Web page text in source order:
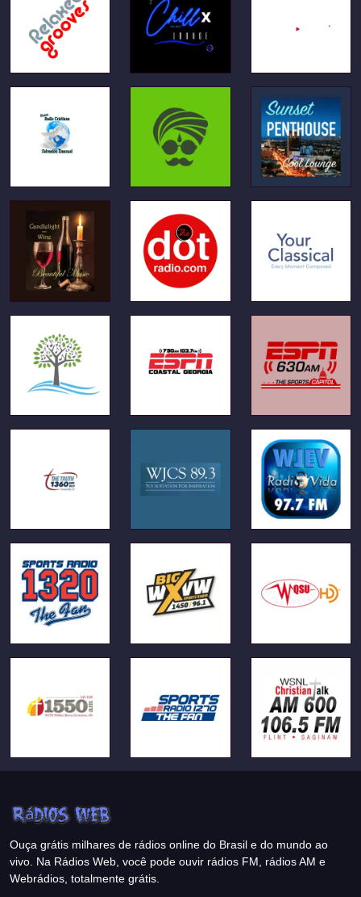
Ouça grátis milhares de rádios online do Brasil e do mundo ao
vivo. Na Rádios Web, você pode ouvir rádios FM, rádios AM e
Webrádios, totalmente grátis.